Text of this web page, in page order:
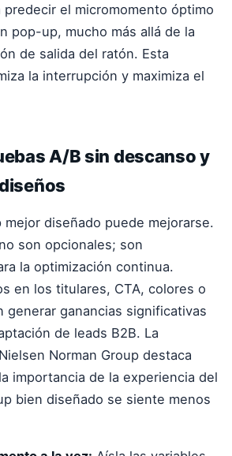
predecir el micromomento óptimo
pop-up, mucho más allá de la
de salida del ratón. Esta
la interrupción y maximiza el
A/B sin descanso y
diseñado puede mejorarse.
son opcionales; son
la optimización continua.
en los titulares, CTA, colores o
generar ganancias significativas
de leads B2B. La
Norman Group destaca
importancia de la experiencia del
bien diseñado se siente menos